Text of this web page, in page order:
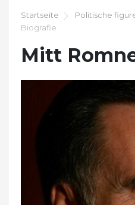
Startseite Politische
Biografie
Mitt